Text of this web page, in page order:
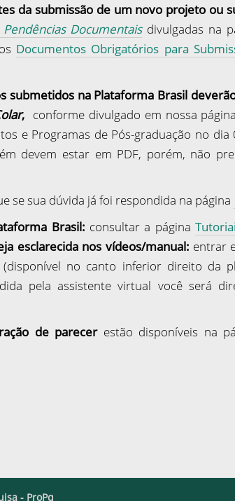
da submissão de um novo projeto ou
Documentaisdivulgadas na
Documentos Obrigatórios para
submetidos na Plataforma Brasil
, conforme divulgado em nossa
e Programas de Pós-graduação no
devem estar em PDF, porém, não
se sua dúvida já foi respondida na página
Brasil: consultar a página
esclarecida nos vídeos/manual: entrar
no canto inferior direito da
pela assistente virtual você será
de parecerestão disponíveis na
- ProPq